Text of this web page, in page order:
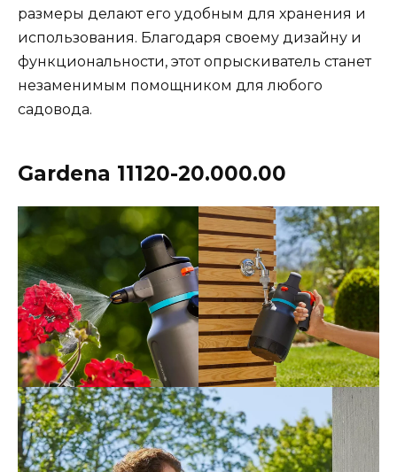
размеры делают его удобным для хранения и
использования. Благодаря своему дизайну и
функциональности, этот опрыскиватель станет
незаменимым помощником для любого
садовода​​​​.
Gardena 11120-20.000.00